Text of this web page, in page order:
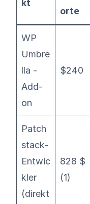
kt
orte
WP
Umbre
lla -
Add-
on
$240
Patch
stack-
Entwic
kler
(direkt
828 $
(1)